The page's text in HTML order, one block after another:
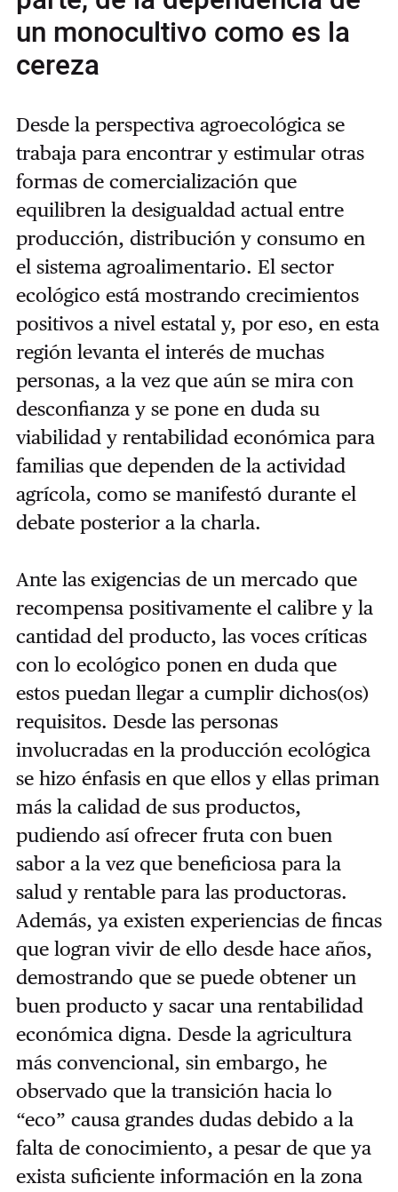
un monocultivo como es la
cereza
Desde la perspectiva agroecológica se
trabaja para encontrar y estimular otras
formas de comercialización que
equilibren la desigualdad actual entre
producción, distribución y consumo en
el sistema agroalimentario. El sector
ecológico está mostrando crecimientos
positivos a nivel estatal y, por eso, en esta
región levanta el interés de muchas
personas, a la vez que aún se mira con
desconfianza y se pone en duda su
viabilidad y rentabilidad económica para
familias que dependen de la actividad
agrícola, como se manifestó durante el
debate posterior a la charla.
Ante las exigencias de un mercado que
recompensa positivamente el calibre y la
cantidad del producto, las voces críticas
con lo ecológico ponen en duda que
estos puedan llegar a cumplir dichos(os)
requisitos. Desde las personas
involucradas en la producción ecológica
se hizo énfasis en que ellos y ellas priman
más la calidad de sus productos,
pudiendo así ofrecer fruta con buen
sabor a la vez que beneficiosa para la
salud y rentable para las productoras.
Además, ya existen experiencias de fincas
que logran vivir de ello desde hace años,
demostrando que se puede obtener un
buen producto y sacar una rentabilidad
económica digna. Desde la agricultura
más convencional, sin embargo, he
observado que la transición hacia lo
“eco” causa grandes dudas debido a la
falta de conocimiento, a pesar de que ya
exista suficiente información en la zona